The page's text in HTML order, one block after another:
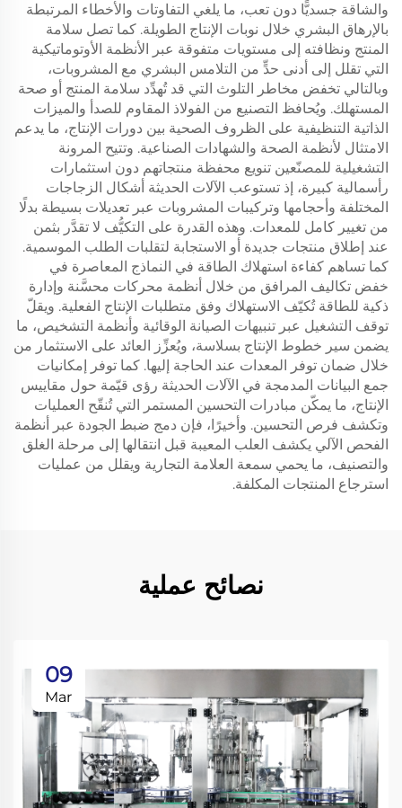
والشاقة جسديًّا دون تعب، ما يلغي التفاوتات والأخطاء المرتبطة
بالإرهاق البشري خلال نوبات الإنتاج الطويلة. كما تصل سلامة
المنتج ونظافته إلى مستويات متفوقة عبر الأنظمة الأوتوماتيكية
التي تقلل إلى أدنى حدٍّ من التلامس البشري مع المشروبات،
وبالتالي تخفض مخاطر التلوث التي قد تُهدِّد سلامة المنتج أو صحة
المستهلك. ويُحافظ التصنيع من الفولاذ المقاوم للصدأ والميزات
الذاتية التنظيفية على الظروف الصحية بين دورات الإنتاج، ما يدعم
الامتثال لأنظمة الصحة والشهادات الصناعية. وتتيح المرونة
التشغيلية للمصنّعين تنويع محفظة منتجاتهم دون استثمارات
رأسمالية كبيرة، إذ تستوعب الآلات الحديثة أشكال الزجاجات
المختلفة وأحجامها وتركيبات المشروبات عبر تعديلات بسيطة بدلًا
من تغيير كامل للمعدات. وهذه القدرة على التكيُّف لا تقدَّر بثمن
عند إطلاق منتجات جديدة أو الاستجابة لتقلبات الطلب الموسمية.
كما تساهم كفاءة استهلاك الطاقة في النماذج المعاصرة في
خفض تكاليف المرافق من خلال أنظمة محركات محسَّنة وإدارة
ذكية للطاقة تُكيّف الاستهلاك وفق متطلبات الإنتاج الفعلية. ويقلّ
توقف التشغيل عبر تنبيهات الصيانة الوقائية وأنظمة التشخيص، ما
يضمن سير خطوط الإنتاج بسلاسة، ويُعزِّز العائد على الاستثمار من
خلال ضمان توفر المعدات عند الحاجة إليها. كما توفر إمكانيات
جمع البيانات المدمجة في الآلات الحديثة رؤى قيّمة حول مقاييس
الإنتاج، ما يمكّن مبادرات التحسين المستمر التي تُنقّح العمليات
وتكشف فرص التحسين. وأخيرًا، فإن دمج ضبط الجودة عبر أنظمة
الفحص الآلي يكشف العلب المعيبة قبل انتقالها إلى مرحلة الغلق
والتصنيف، ما يحمي سمعة العلامة التجارية ويقلل من عمليات
استرجاع المنتجات المكلفة.
نصائح عملية
09
Mar